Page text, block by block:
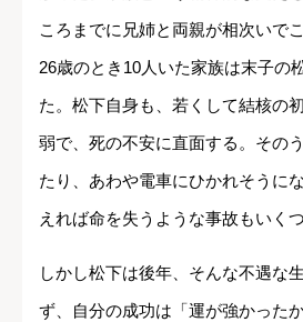
ころまでに兄姉と両親が相次いで
26歳のとき10人いた家族は末子の
た。松下自身も、若くして結核の
弱で、死の不安に直面する。その
たり、あわや電車にひかれそうに
えれば命を失うような事故もいく
しかし松下は後年、そんな不遇な
ず、自分の成功は「運が強かった